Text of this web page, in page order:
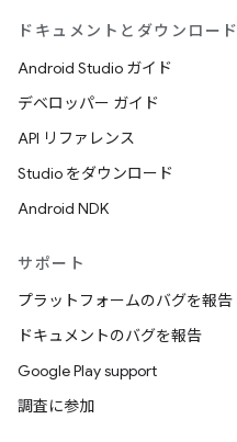
ドキュメントとダウンロード
Android Studio ガイド
デベロッパー ガイド
API リファレンス
Studio をダウンロード
Android NDK
サポート
プラットフォームのバグを報告
ドキュメントのバグを報告
Google Play support
調査に参加